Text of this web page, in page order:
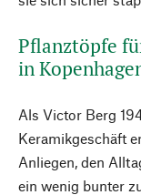
Pflanztöpfe
in
Als Victor Berg
Keramikgeschäft
Anliegen, den
ein wenig bunter